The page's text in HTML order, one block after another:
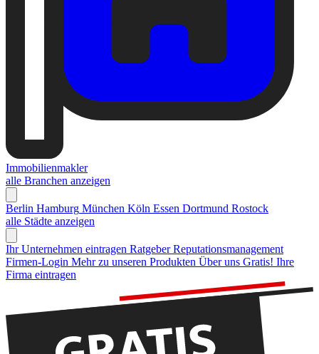
Immobilienmakler
alle Branchen anzeigen
Berlin Hamburg München Köln Essen Dortmund Rostock
alle Städte anzeigen
Ihr Unternehmen eintragen Ratgeber Reputationsmanagement
Firmen-Login Mehr zu unseren Produkten Über uns Gratis! Ihre
Firma eintragen